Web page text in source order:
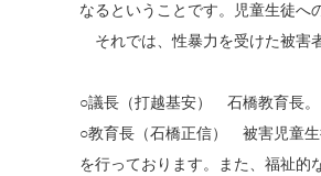
なるということです。児童生徒へ
それでは、性暴力を受けた被害
○議長（打越基安） 石橋教育長。
○教育長（石橋正信） 被害児童生
を行っております。また、福祉的